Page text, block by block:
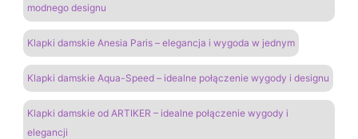
modnego designu
Klapki damskie Anesia Paris – elegancja i wygoda w jednym
Klapki damskie Aqua-Speed – idealne połączenie wygody i designu
Klapki damskie od ARTIKER – idealne połączenie wygody i
elegancji